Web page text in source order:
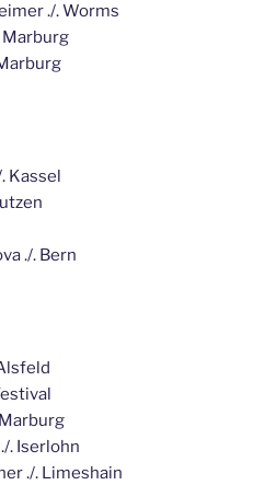
./. Worms
Marburg
Kassel
./. Bern
. Iserlohn
./. Limeshain